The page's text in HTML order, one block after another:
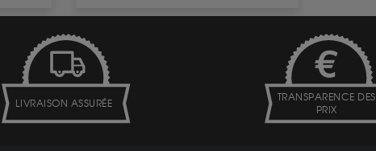
LIVRAISON ASSURÉE
TRANSPARENCE DES
PRIX